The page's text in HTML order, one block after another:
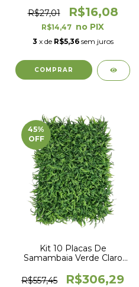
R$27,01
R$16,08
R$14,47
3 x de R$5,36 sem juros
45%
OFF
Kit 10 Placas De
Samambaia Verde Claro
Jardim Vertical
R$557,45 R$306,29